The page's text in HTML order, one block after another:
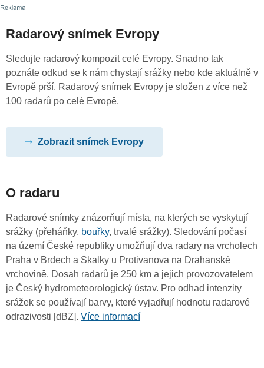
Radarový snímek Evropy
Sledujte radarový kompozit celé Evropy. Snadno tak
poznáte odkud se k nám chystají srážky nebo kde aktuálně v
Evropě prší. Radarový snímek Evropy je složen z více než
100 radarů po celé Evropě.
Zobrazit snímek Evropy
O radaru
Radarové snímky znázorňují místa, na kterých se vyskytují
srážky (přeháňky, bouřky, trvalé srážky). Sledování počasí
na území České republiky umožňují dva radary na vrcholech
Praha v Brdech a Skalky u Protivanova na Drahanské
vrchovině. Dosah radarů je 250 km a jejich provozovatelem
je Český hydrometeorologický ústav. Pro odhad intenzity
srážek se používají barvy, které vyjadřují hodnotu radarové
odrazivosti [dBZ]. Více informací